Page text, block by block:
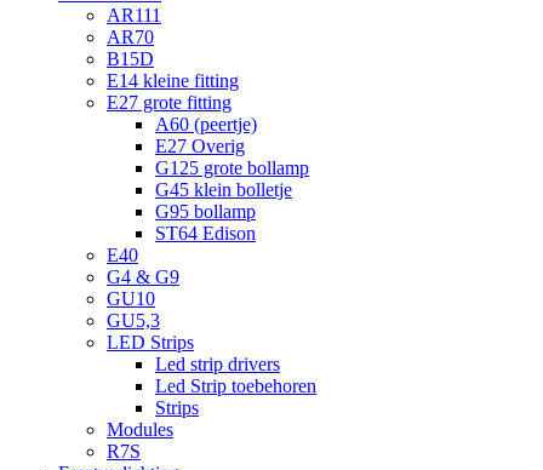
AR111
AR70
B15D
E14 kleine fitting
E27 grote fitting
A60 (peertje)
E27 Overig
G125 grote bollamp
G45 klein bolletje
G95 bollamp
ST64 Edison
E40
G4 & G9
GU10
GU5,3
LED Strips
Led strip drivers
Led Strip toebehoren
Strips
Modules
R7S